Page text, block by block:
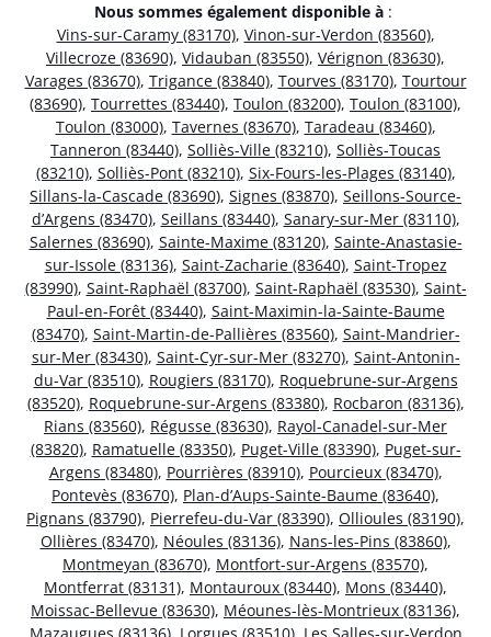
Nous sommes également disponible à :
Vins-sur-Caramy (83170), Vinon-sur-Verdon (83560),
Villecroze (83690), Vidauban (83550), Vérignon (83630),
Varages (83670), Trigance (83840), Tourves (83170), Tourtour
(83690), Tourrettes (83440), Toulon (83200), Toulon (83100),
Toulon (83000), Tavernes (83670), Taradeau (83460),
Tanneron (83440), Solliès-Ville (83210), Solliès-Toucas
(83210), Solliès-Pont (83210), Six-Fours-les-Plages (83140),
Sillans-la-Cascade (83690), Signes (83870), Seillons-Source-
d’Argens (83470), Seillans (83440), Sanary-sur-Mer (83110),
Salernes (83690), Sainte-Maxime (83120), Sainte-Anastasie-
sur-Issole (83136), Saint-Zacharie (83640), Saint-Tropez
(83990), Saint-Raphaël (83700), Saint-Raphaël (83530), Saint-
Paul-en-Forêt (83440), Saint-Maximin-la-Sainte-Baume
(83470), Saint-Martin-de-Pallières (83560), Saint-Mandrier-
sur-Mer (83430), Saint-Cyr-sur-Mer (83270), Saint-Antonin-
du-Var (83510), Rougiers (83170), Roquebrune-sur-Argens
(83520), Roquebrune-sur-Argens (83380), Rocbaron (83136),
Rians (83560), Régusse (83630), Rayol-Canadel-sur-Mer
(83820), Ramatuelle (83350), Puget-Ville (83390), Puget-sur-
Argens (83480), Pourrières (83910), Pourcieux (83470),
Pontevès (83670), Plan-d’Aups-Sainte-Baume (83640),
Pignans (83790), Pierrefeu-du-Var (83390), Ollioules (83190),
Ollières (83470), Néoules (83136), Nans-les-Pins (83860),
Montmeyan (83670), Montfort-sur-Argens (83570),
Montferrat (83131), Montauroux (83440), Mons (83440),
Moissac-Bellevue (83630), Méounes-lès-Montrieux (83136),